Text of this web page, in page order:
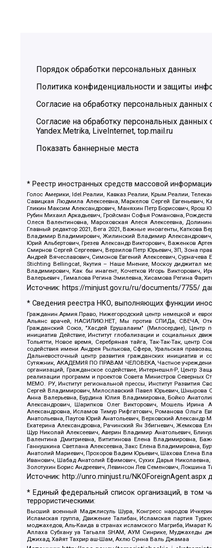
Порядок обработки персональных данных
Политика конфиденциальности и защиты
Согласие на обработку персональных данных
Согласие на обработку персональных
Yandex.Metrika, LiveInternet, top.mail.ru
Показать баннерные места
* Реестр иностранных средств массовой
Голос Америки, Idel.Реалии, Кавказ.Реалии, Крым.Реалии,
Савицкая Людмила Алексеевна, Маркелов Сергей Евгеньевич,
Гликин Максим Александрович, Маняхин Петр Борисович, Ярош
Рубин Михаил Аркадьевич, Гройсман Софья Романовна,
Олеся Валентиновна, Мароховская Алеся Алексеевна,
Главный редактор 2021, Вега 2021, Важные иноагенты,
Владимир Владимирович, Жилинский Владимир Александрович,
Юрий Альбертович, Грезев Александр Викторович, Важенков
Смирнов Сергей Сергеевич, Верзилов Петр Юрьевич, ЗП, Зона
Андрей Вячеславович, Симонов Евгений Алексеевич,
Stichting Bellingcat, Якутия – Наше Мнение, Москоу диджитал
Владимирович, Как бы инагент, Кочетков Игорь Викторович,
Валерьевич , Гималова Регина Эмилевна, Хисамова Регина
Источник: https://minjust.gov.ru/ru/documents/7755/
* Сведения реестра НКО, выполняющих функции
Гражданин.Армия.Право, Нижегородский центр немецкой и
Альянс врачей, НАСИЛИЮ.НЕТ, Мы против СПИДа, СВЕЧА,
Гражданский Союз, "Хасдей Ерушалаим" (Милосердие), Центр
инициатив Действие, Институт глобализации и социальных
Тольятти, Новое время, Серебряная тайга, Так-Так-Так, центр
содействия имени Андрея Рылькова, Сфера, Уральская
Дальневосточный центр развития гражданских инициатив и
Сутяжник, АКАДЕМИЯ ПО ПРАВАМ ЧЕЛОВЕКА, Частное учреждение
организаций, Гражданское содействие, Интернешнл-Р, Центр
реализации программ и проектов Совета Министров Северных
МЕМО. РУ, Институт региональной прессы, Институт Развития
Сергей Владимирович, Милославский Павел Юрьевич, Шнырова
Анна Валерьевна, Бурдина Юлия Владимировна, Бойко
Александрович, Шарипков Олег Викторович, Мошель Ирина
Александровна, Исламов Тимур Рифгатович, Романова Ольга
Анатольевна, Паутов Юрий Анатольевич, Верховский Александр
Екатерина Александровна, Рачинский Ян Збигневич, Жемкова
Щур Николай Алексеевич, Аверин Владимир Анатольевич,
Валентина Дмитриевна, Вититинова Елена Владимировна,
Ганнушкина Светлана Алексеевна, Закс Елена Владимировна,
Анатолий Мариевич, Прохоров Вадим Юрьевич, Шахова Елена
Иванович, Шабад Анатолий Ефимович, Сухих Дарья
Золотухин Борис Андреевич, Левинсон Лев Семенович, Локшина
Источник: http://unro.minjust.ru/NKOForeignAgent.aspx
* Единый федеральный список организаций, в том
террористическими:
Высший военный Маджлисуль Шура, Конгресс народов
Исламская группа, Движение Талибан, Исламская партия
моджахедов, Аль-Каида в странах исламского Магриба,
Аллаха Субхану уа Тагьаля SHAM, АУМ Синрике, Муджахеды
Джихад, Хайят Тахрир аш-Шам, Ахлю Сунна Валь Джамаа